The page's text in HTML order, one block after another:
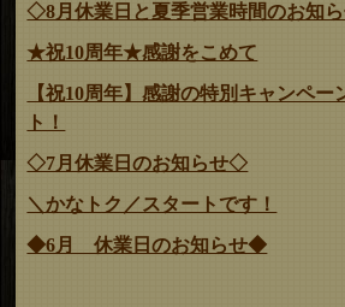
◇8月休業日と夏季営業時間のお知
★祝10周年★感謝をこめて
【祝10周年】感謝の特別キャンペー
ト！
◇7月休業日のお知らせ◇
＼かなトク／スタートです！
◆6月 休業日のお知らせ◆